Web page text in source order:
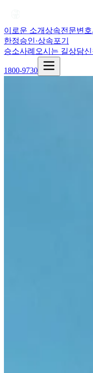
이로운 소개상속전문변
한정승인·상속포기
승소사례 오시는 길상담신
1800-9730